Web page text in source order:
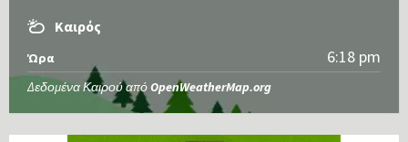
Καιρός
Ώρα 6:18 pm
Δεδομένα Καιρού από OpenWeatherMap.org